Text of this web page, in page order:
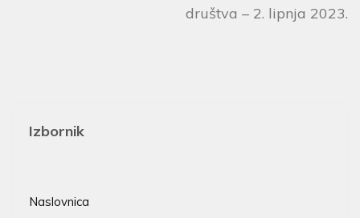
društva – 2. lipnja 2023.
Izbornik
Naslovnica